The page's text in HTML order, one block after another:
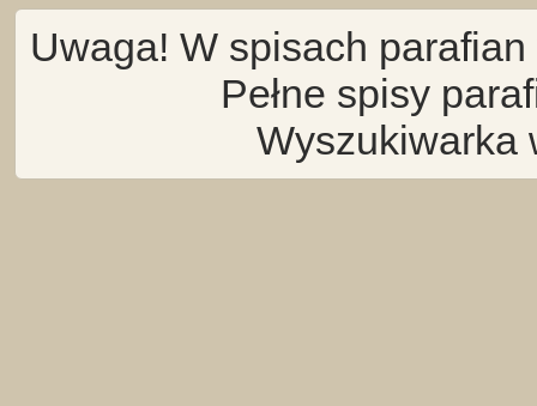
Uwaga! W spisach
Pełne spisy
Wyszukiwarka